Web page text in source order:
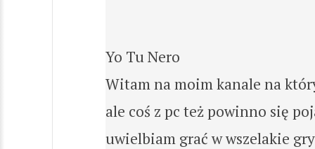
Yo Tu Nero
Witam na moim kanale na
ale coś z pc też powinno się
uwielbiam grać w wszelakie